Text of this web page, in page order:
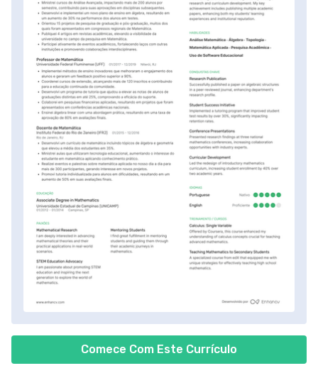
Comece Com Este Currículo